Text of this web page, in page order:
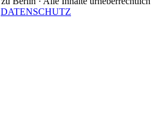
DATENSCHUTZ